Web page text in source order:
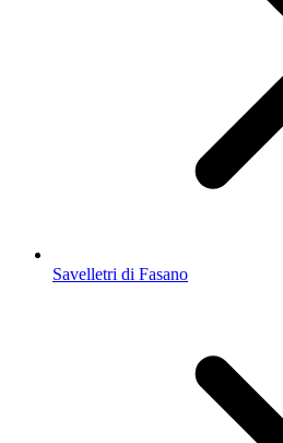
Savelletri di Fasano